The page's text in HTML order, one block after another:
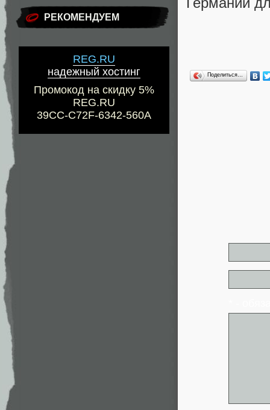
РЕКОМЕНДУЕМ
REG.RU
надежный хостинг
Промокод на скидку 5%
REG.RU
39CC-C72F-6342-560A
Поделиться…